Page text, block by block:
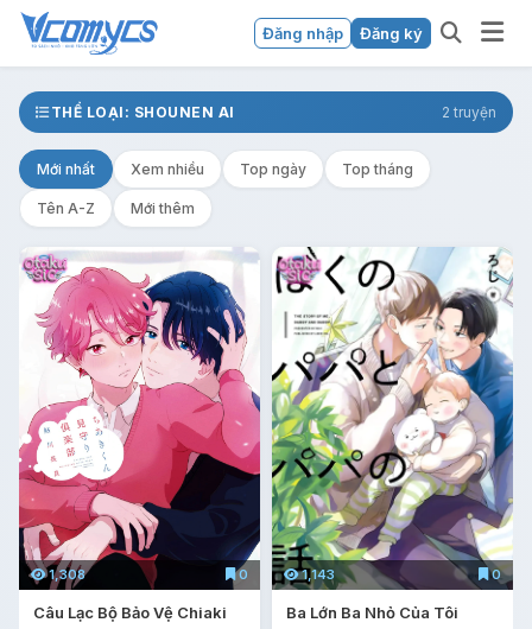
Đăng nhập Đăng ký
THỂ LOẠI: SHOUNEN AI 2 truyện
Mới nhất Xem nhiều Top ngày Top tháng
Tên A-Z Mới thêm
1,308 0
Câu Lạc Bộ Bảo Vệ Chiaki
1,143 0
Ba Lớn Ba Nhỏ Của Tôi